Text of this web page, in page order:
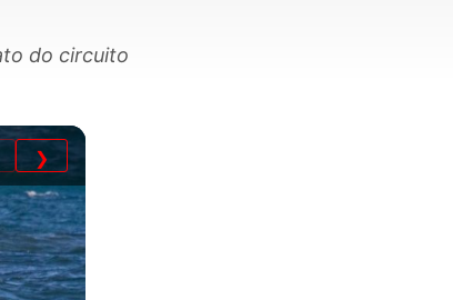
do circuito
❯